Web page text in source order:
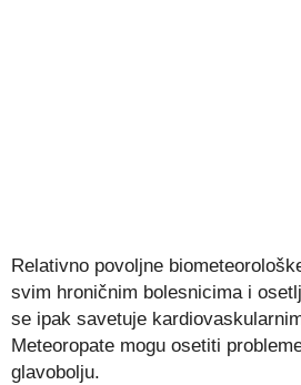
Relativno povoljne
svim hroničnim bolesnicima i
se ipak savetuje
Meteoropate mogu osetiti
glavobolju.